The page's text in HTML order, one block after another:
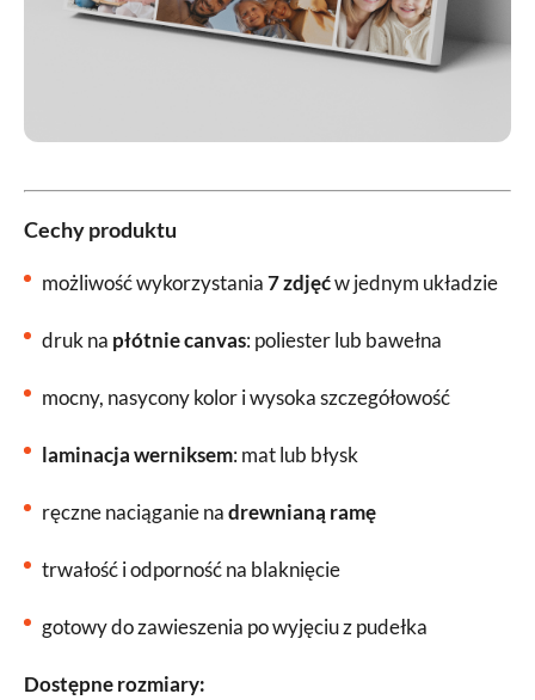
Cechy produktu
możliwość wykorzystania7 zdjęćw jednym układzie
druk na płótnie canvas: poliester lub bawełna
mocny, nasycony kolor i wysoka szczegółowość
laminacja werniksem: mat lub błysk
ręczne naciąganie nadrewnianą ramę
trwałość i odporność na blaknięcie
gotowy do zawieszenia po wyjęciu z pudełka
Dostępne rozmiary: